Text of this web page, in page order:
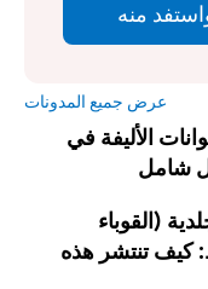
عرض جميع المدونات
الأليفة في
(القوباء
كيف تنتشر هذه
منه